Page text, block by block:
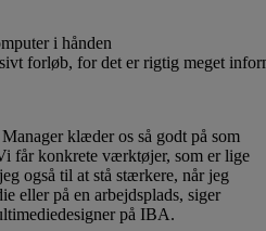
forløb, for det er rigtig meget
klæder os så godt på som
får konkrete værktøjer, som er lige
også til at stå stærkere, når jeg
eller på en arbejdsplads, siger
på IBA.